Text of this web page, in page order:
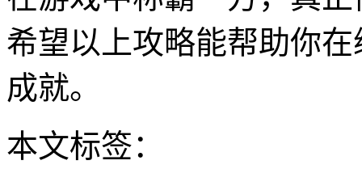
希望以上攻略能帮助你
成就。
本文标签：